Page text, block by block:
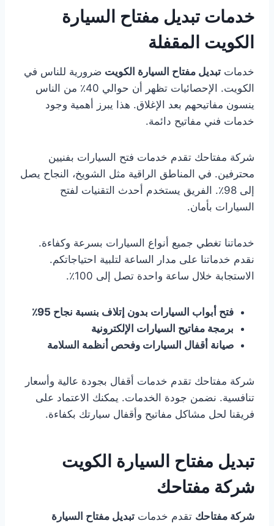
خدمات تبديل مفتاح السيارة
الكويت المقفلة
خدمات تبديل مفتاح السيارة الكويت ضرورية للناس في
الكويت. الإحصائيات تظهر أن حوالي 40٪ من الناس
ينسون مفاتيحهم بعد الإغلاق. هذا يبرز أهمية وجود
خدمات فني مفاتيح دائمة.
شركة مفتاحك تقدم خدمات فتح السيارات بفنيين
محترفين. في المناطق الراقية مثل الشويخ، النجاح يصل
إلى 98٪. الفريق يستخدم أحدث التقنيات لفتح
السيارات بأمان.
خدماتنا تغطي جميع أنواع السيارات بسرعة وكفاءة.
نقدم خدماتنا على مدار الساعة لتلبية احتياجاتكم.
الاستجابة خلال ساعة واحدة تصل إلى 100٪.
فتح أبواب السيارات بدون إتلاف بنسبة نجاح 95٪
برمجة مفاتيح السيارات الإلكترونية
صيانة أقفال السيارات وفحص أنظمة السلامة
شركة مفتاحك تقدم خدمات أقفال بجودة عالية وأسعار
تنافسية. نضمن جودة الخدمات. يمكنك الاعتماد على
فريقنا لحل مشاكل مفاتيح وأقفال سيارتك بكفاءة.
تبديل مفتاح السيارة الكويت
شركة مفتاحك
شركة مفتاحك تقدم خدمات تبديل مفتاح السيارة